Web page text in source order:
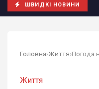
ШВИДКІ НОВИНИ
В Україні
Головна›Життя›
Життя